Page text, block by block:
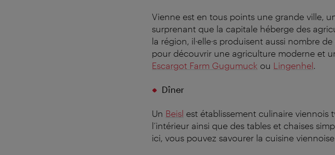
Vienne est en tous points une grande ville,
surprenant que la capitale héberge des
la région, il·elle·s produisent aussi nombre
pour découvrir une agriculture moderne et
Escargot Farm Gugumuck ou Lingenhel.
Dîner
Un Beisl est établissement culinaire viennois
l’intérieur ainsi que des tables et chaises
ici, vous pouvez savourer la cuisine